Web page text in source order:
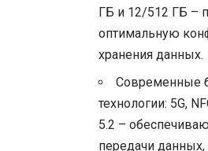
ГБ и 12/512 ГБ –
оптимальную
хранения данных.
Современные
технологии: 5G,
5.2 –
передачи